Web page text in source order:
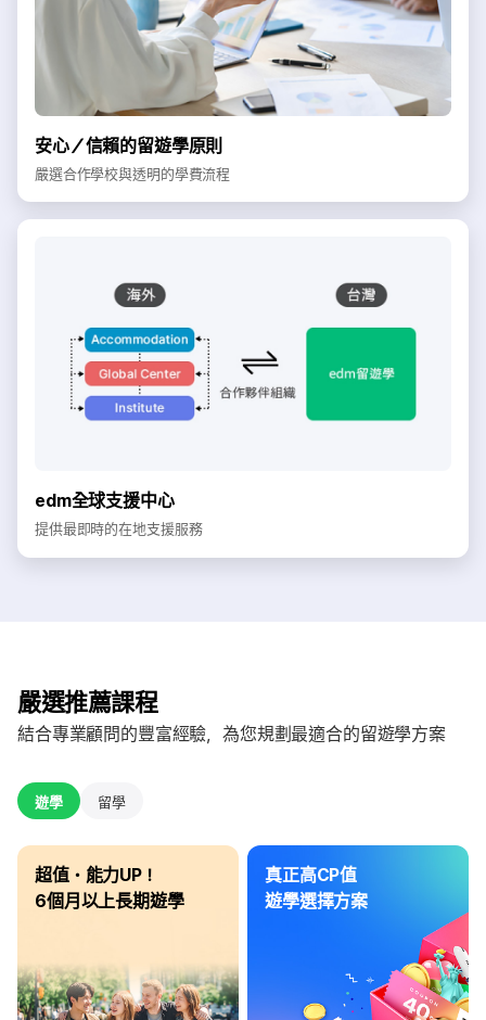
安心／信賴的留遊學原則
嚴選合作學校與透明的學費流程
edm全球支援中心
提供最即時的在地支援服務
嚴選推薦課程
結合專業顧問的豐富經驗，為您規劃最適合的留遊學方案
遊學 留學
超值・能力UP！
6個月以上長期遊學
真正高CP值
遊學選擇方案